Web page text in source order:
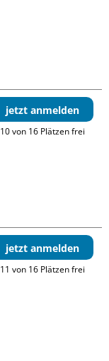
jetzt anmelden
10 von 16 Plätzen frei
jetzt anmelden
11 von 16 Plätzen frei